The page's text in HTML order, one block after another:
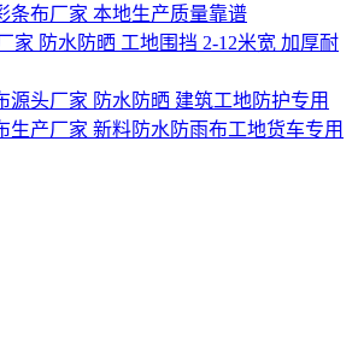
条布厂家 本地生产质量靠谱
家 防水防晒 工地围挡 2-12米宽 加厚耐
源头厂家 防水防晒 建筑工地防护专用
生产厂家 新料防水防雨布工地货车专用